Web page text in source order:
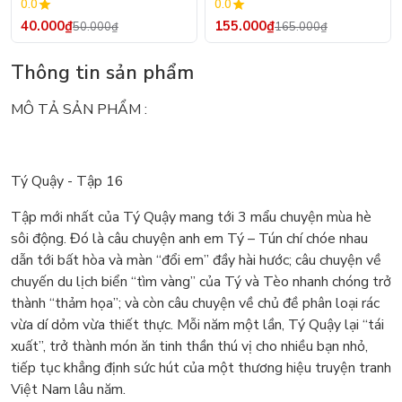
0.0
40.000₫50.000₫
0.0
155.000₫165.000₫
Thông tin sản phẩm
MÔ TẢ SẢN PHẨM :
Tý Quậy - Tập 16
Tập mới nhất của Tý Quậy mang tới 3 mẩu chuyện mùa hè
sôi động. Đó là câu chuyện anh em Tý – Tún chí chóe nhau
dẫn tới bất hòa và màn “đổi em” đầy hài hước; câu chuyện về
chuyến du lịch biển “tìm vàng” của Tý và Tèo nhanh chóng trở
thành “thảm họa”; và còn câu chuyện về chủ đề phân loại rác
vừa dí dỏm vừa thiết thực. Mỗi năm một lần, Tý Quậy lại “tái
xuất”, trở thành món ăn tinh thần thú vị cho nhiều bạn nhỏ,
tiếp tục khẳng định sức hút của một thương hiệu truyện tranh
Việt Nam lâu năm.